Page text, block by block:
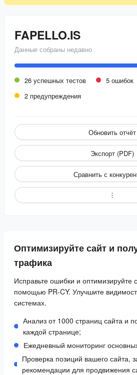
FAPELLO.IS
Данные собраны недавно
26 успешных тестов
5 ошибок
2 предупреждения
Обновить отчёт
Экспорт (PDF)
Сравнить с
Оптимизируйте сайт и
трафика
Исправьте ошибки и оптимизируйте
помощью PR-CY. Улучшите
системах.
Анализ от 1000 страниц сайта и
каждой странице;
Ежедневный мониторинг
Проверка позиций вашего сайта,
рекомендации для продвижения